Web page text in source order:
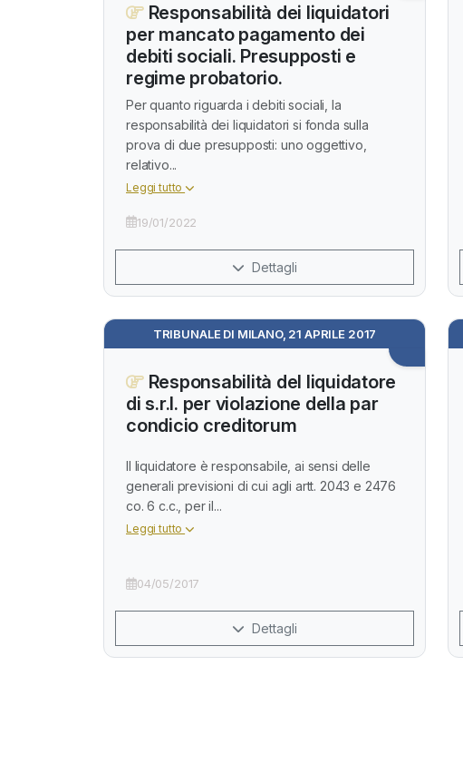
Responsabilità dei liquidatori
per mancato pagamento dei
debiti sociali. Presupposti e
regime probatorio.
Per quanto riguarda i debiti sociali, la
responsabilità dei liquidatori si fonda sulla
prova di due presupposti: uno oggettivo,
relativo...
Leggi tutto
19/01/2022
Dettagli
TRIBUNALE DI MILANO, 21 APRILE 2017
Responsabilità del liquidatore
di s.r.l. per violazione della par
condicio creditorum
Il liquidatore è responsabile, ai sensi delle
generali previsioni di cui agli artt. 2043 e 2476
co. 6 c.c., per il...
Leggi tutto
04/05/2017
Dettagli